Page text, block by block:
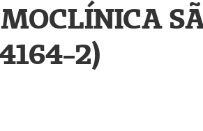
2)